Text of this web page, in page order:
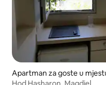
Apartman za goste u
Hod Hasharon, Magdiel